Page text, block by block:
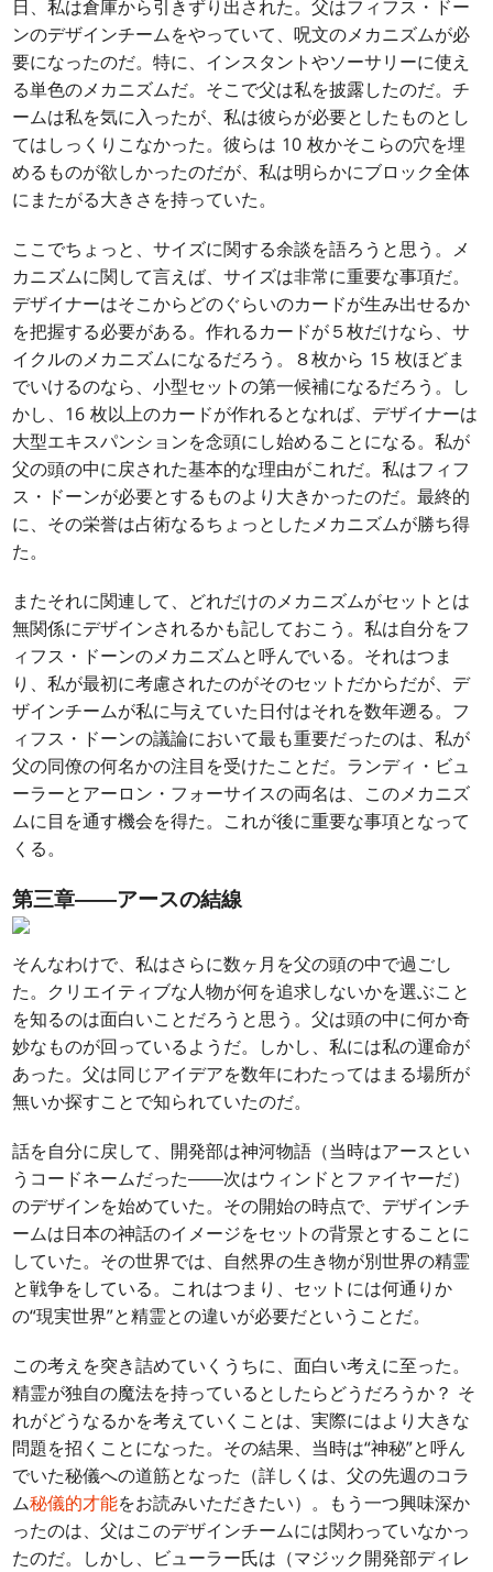
日、私は倉庫から引きずり出された。父はフィフス・ドー
ンのデザインチームをやっていて、呪文のメカニズムが必
要になったのだ。特に、インスタントやソーサリーに使え
る単色のメカニズムだ。そこで父は私を披露したのだ。チ
ームは私を気に入ったが、私は彼らが必要としたものとし
てはしっくりこなかった。彼らは 10 枚かそこらの穴を埋
めるものが欲しかったのだが、私は明らかにブロック全体
にまたがる大きさを持っていた。
ここでちょっと、サイズに関する余談を語ろうと思う。メ
カニズムに関して言えば、サイズは非常に重要な事項だ。
デザイナーはそこからどのぐらいのカードが生み出せるか
を把握する必要がある。作れるカードが５枚だけなら、サ
イクルのメカニズムになるだろう。８枚から 15 枚ほどま
でいけるのなら、小型セットの第一候補になるだろう。し
かし、16 枚以上のカードが作れるとなれば、デザイナーは
大型エキスパンションを念頭にし始めることになる。私が
父の頭の中に戻された基本的な理由がこれだ。私はフィフ
ス・ドーンが必要とするものより大きかったのだ。最終的
に、その栄誉は占術なるちょっとしたメカニズムが勝ち得
た。
またそれに関連して、どれだけのメカニズムがセットとは
無関係にデザインされるかも記しておこう。私は自分をフ
ィフス・ドーンのメカニズムと呼んでいる。それはつま
り、私が最初に考慮されたのがそのセットだからだが、デ
ザインチームが私に与えていた日付はそれを数年遡る。フ
ィフス・ドーンの議論において最も重要だったのは、私が
父の同僚の何名かの注目を受けたことだ。ランディ・ビュ
ーラーとアーロン・フォーサイスの両名は、このメカニズ
ムに目を通す機会を得た。これが後に重要な事項となって
くる。
第三章――アースの結線
そんなわけで、私はさらに数ヶ月を父の頭の中で過ごし
た。クリエイティブな人物が何を追求しないかを選ぶこと
を知るのは面白いことだろうと思う。父は頭の中に何か奇
妙なものが回っているようだ。しかし、私には私の運命が
あった。父は同じアイデアを数年にわたってはまる場所が
無いか探すことで知られていたのだ。
話を自分に戻して、開発部は神河物語（当時はアースとい
うコードネームだった――次はウィンドとファイヤーだ）
のデザインを始めていた。その開始の時点で、デザインチ
ームは日本の神話のイメージをセットの背景とすることに
していた。その世界では、自然界の生き物が別世界の精霊
と戦争をしている。これはつまり、セットには何通りか
の“現実世界”と精霊との違いが必要だということだ。
この考えを突き詰めていくうちに、面白い考えに至った。
精霊が独自の魔法を持っているとしたらどうだろうか？ そ
れがどうなるかを考えていくことは、実際にはより大きな
問題を招くことになった。その結果、当時は“神秘”と呼ん
でいた秘儀への道筋となった（詳しくは、父の先週のコラ
ム秘儀的才能をお読みいただきたい）。もう一つ興味深か
ったのは、父はこのデザインチームには関わっていなかっ
たのだ。しかし、ビューラー氏は（マジック開発部ディレ